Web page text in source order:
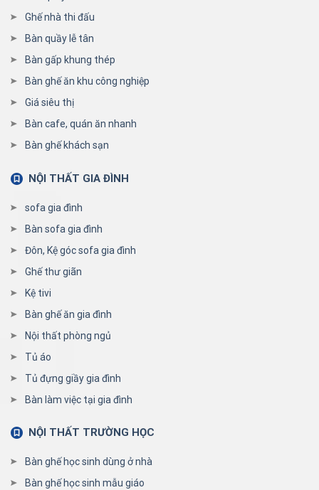
Ghế nhà thi đấu
Bàn quầy lễ tân
Bàn gấp khung thép
Bàn ghế ăn khu công nghiệp
Giá siêu thị
Bàn cafe, quán ăn nhanh
Bàn ghế khách sạn
NỘI THẤT GIA ĐÌNH
sofa gia đình
Bàn sofa gia đình
Đôn, Kệ góc sofa gia đình
Ghế thư giãn
Kệ tivi
Bàn ghế ăn gia đình
Nội thất phòng ngủ
Tủ áo
Tủ đựng giầy gia đình
Bàn làm việc tại gia đình
NỘI THẤT TRƯỜNG HỌC
Bàn ghế học sinh dùng ở nhà
Bàn ghế học sinh mẫu giáo